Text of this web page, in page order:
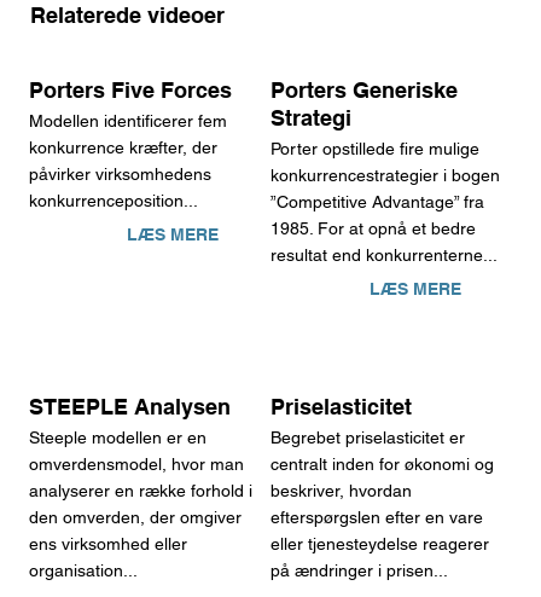
Relaterede videoer
Porters Five Forces
Modellen identificerer fem
konkurrence kræfter, der
påvirker virksomhedens
konkurrenceposition...
LÆS MERE
Porters Generiske
Strategi
Porter opstillede fire mulige
konkurrencestrategier i bogen
”Competitive Advantage” fra
1985. For at opnå et bedre
resultat end konkurrenterne...
LÆS MERE
STEEPLE Analysen
Steeple modellen er en
omverdensmodel, hvor man
analyserer en række forhold i
den omverden, der omgiver
ens virksomhed eller
organisation...
Priselasticitet
Begrebet priselasticitet er
centralt inden for økonomi og
beskriver, hvordan
efterspørgslen efter en vare
eller tjenesteydelse reagerer
på ændringer i prisen...